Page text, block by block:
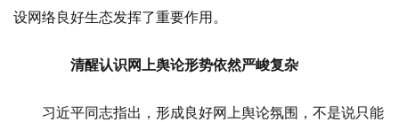
设网络良好生态发挥了重要作用。
清醒认识网上舆论形势依然严峻复杂
习近平同志指出，形成良好网上舆论氛围，不是说只能